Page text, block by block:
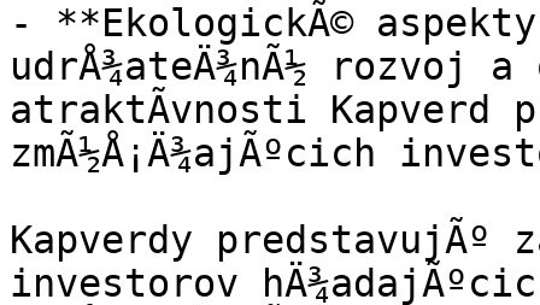
- **EkologickÃ©
udrÅ¾ateÄ¾nÃ½ rozvoj
atraktÃ­vnosti Kapverd
zmÃ½Å¡Ä¾ajÃºcich
Kapverdy predstavujÃº
investorov